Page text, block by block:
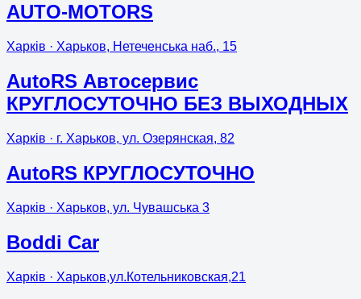
AUTO-MOTORS
Харків · Харьков, Нетеченська наб., 15
AutoRS Автосервис
КРУГЛОСУТОЧНО БЕЗ ВЫХОДНЫХ
Харків · г. Харьков, ул. Озерянская, 82
AutoRS КРУГЛОСУТОЧНО
Харків · Харьков, ул. Чувашська 3
Boddi Car
Харків · Харьков,ул.Котельниковская,21